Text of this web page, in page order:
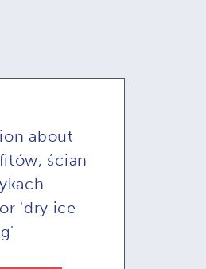
about
ścian
'dry ice